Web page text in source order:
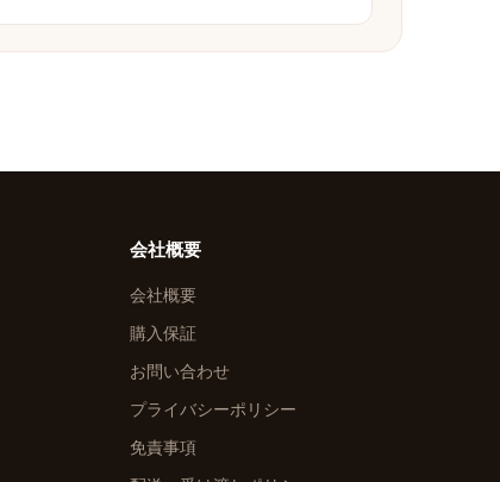
会社概要
会社概要
購入保証
お問い合わせ
プライバシーポリシー
免責事項